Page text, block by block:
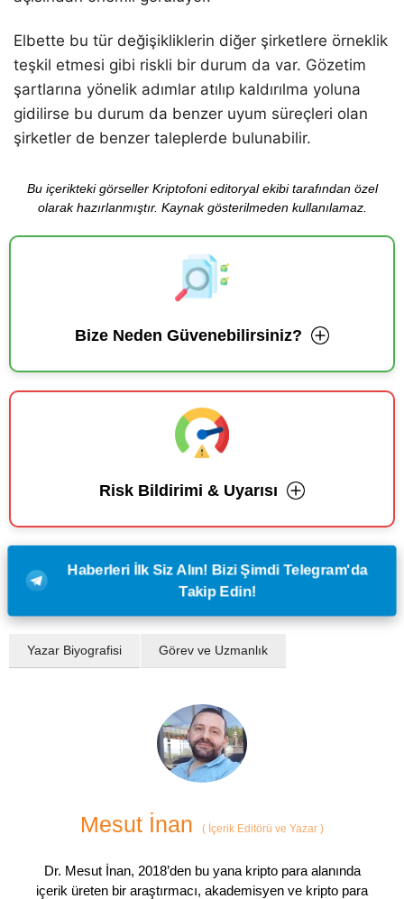
Elbette bu tür değişikliklerin diğer şirketlere örneklik
teşkil etmesi gibi riskli bir durum da var. Gözetim
şartlarına yönelik adımlar atılıp kaldırılma yoluna
gidilirse bu durum da benzer uyum süreçleri olan
şirketler de benzer taleplerde bulunabilir.
Bu içerikteki görseller Kriptofoni editoryal ekibi tarafından özel
olarak hazırlanmıştır. Kaynak gösterilmeden kullanılamaz.
Bize Neden Güvenebilirsiniz?
Risk Bildirimi & Uyarısı
Haberleri İlk Siz Alın! Bizi Şimdi Telegram'da
Takip Edin!
Yazar Biyografisi Görev ve Uzmanlık
Mesut İnan ( İçerik Editörü ve Yazar )
Dr. Mesut İnan, 2018’den bu yana kripto para alanında
içerik üreten bir araştırmacı, akademisyen ve kripto para